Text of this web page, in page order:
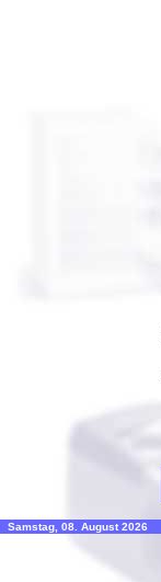
Samstag, 08. August 2026